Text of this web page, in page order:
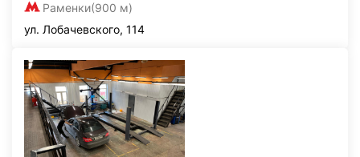
Раменки(900 м)
ул. Лобачевского, 114